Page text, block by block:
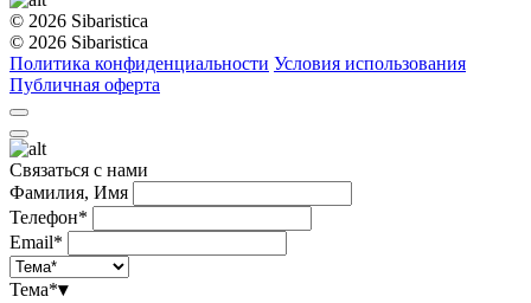
© 2026 Sibaristica
© 2026 Sibaristica
Политика конфиденциальности Условия использования
Публичная оферта
Связаться с нами
Фамилия, Имя
Телефон*
Email*
Тема*▾